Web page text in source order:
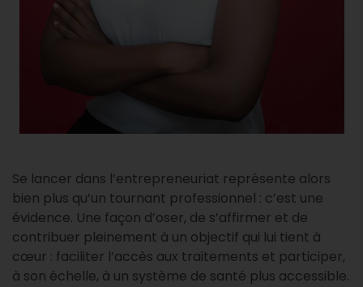
Se lancer dans l’entrepreneuriat représente alors
bien plus qu’un tournant professionnel : c’est une
évidence. Une façon d’oser, de s’affirmer et de
contribuer pleinement à un objectif qui lui tient à
cœur : faciliter l’accès aux traitements et participer,
à son échelle, à un système de santé plus accessible.